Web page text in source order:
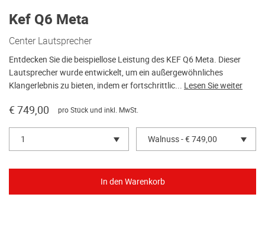
Kef Q6 Meta
Center Lautsprecher
Entdecken Sie die beispiellose Leistung des KEF Q6 Meta. Dieser
Lautsprecher wurde entwickelt, um ein außergewöhnliches
Klangerlebnis zu bieten, indem er fortschrittlic... Lesen Sie weiter
€ 749,00 pro Stück und inkl. MwSt.
1 Walnuss - € 749,00